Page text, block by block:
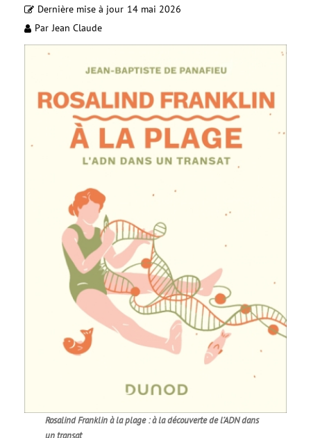
Dernière mise à jour 14 mai 2026
Par Jean Claude
Rosalind Franklin à la plage : à la découverte de l’ADN dans